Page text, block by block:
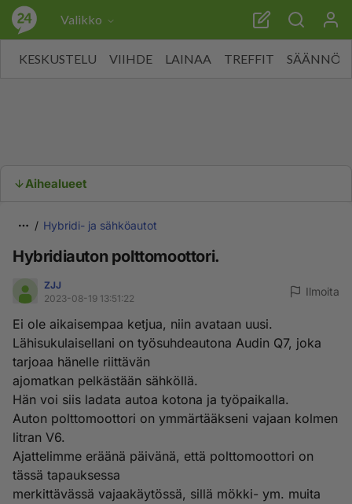
Valikko
KESKUSTELU VIIHDE LAINAA TREFFIT SÄÄNNÖT
Aihealueet
Hybridi- ja sähköautot
Hybridiauton polttomoottori.
ZJJ
2023-08-19 13:51:22
Ilmoita
Ei ole aikaisempaa ketjua, niin avataan uusi.
Lähisukulaisellani on työsuhdeautona Audin Q7, joka
tarjoaa hänelle riittävän
ajomatkan pelkästään sähköllä.
Hän voi siis ladata autoa kotona ja työpaikalla.
Auton polttomoottori on ymmärtääkseni vajaan kolmen
litran V6.
Ajattelimme eräänä päivänä, että polttomoottori on
tässä tapauksessa
merkittävässä vajaakäytössä, sillä mökki- ym. muita